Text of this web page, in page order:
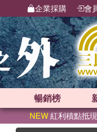
企業採購 會
暢銷榜
NEW紅利積點抵